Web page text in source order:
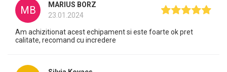
MB
MARIUS BORZ
23.01.2024
Am achizitionat acest echipament si este foarte ok pret
calitate, recomand cu incredere